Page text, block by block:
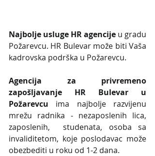
Najbolje usluge HR agencije u gradu
Požarevcu. HR Bulevar može biti Vaša
kadrovska podrška u Požarevcu.
Agencija za privremeno
zapošljavanje HR Bulevar u
Požarevcu ima najbolje razvijenu
mrežu radnika - nezaposlenih lica,
zaposlenih,  studenata, osoba sa
invaliditetom, koje poslodavac može
obezbediti u roku od 1-2 dana.